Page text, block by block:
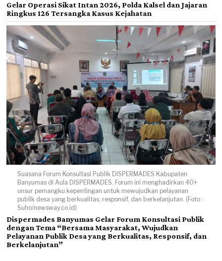
Gelar Operasi Sikat Intan 2026, Polda Kalsel dan Jajaran
Ringkus 126 Tersangka Kasus Kejahatan
Suasana Forum Konsultasi Publik DISPERMADES Kabupaten
Banyumas di Aula DISPERMADES. Forum ini menghadirkan 40+
unsur pemangku kepentingan untuk mewujudkan pelayanan
publik desa yang berkualitas, responsif, dan berkelanjutan. (Foto :
Suho/newsway.co.id)
Dispermades Banyumas Gelar Forum Konsultasi Publik
dengan Tema “Bersama Masyarakat, Wujudkan
Pelayanan Publik Desa yang Berkualitas, Responsif, dan
Berkelanjutan”